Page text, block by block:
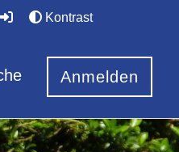
Kontrast
Anmelden